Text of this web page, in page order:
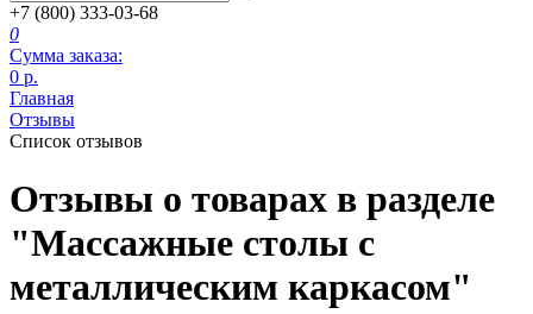
+7 (800) 333-03-68
0
Сумма заказа:
0 р.
Главная
Отзывы
Список отзывов
Отзывы о товарах в разделе
"Массажные столы с
металлическим каркасом"